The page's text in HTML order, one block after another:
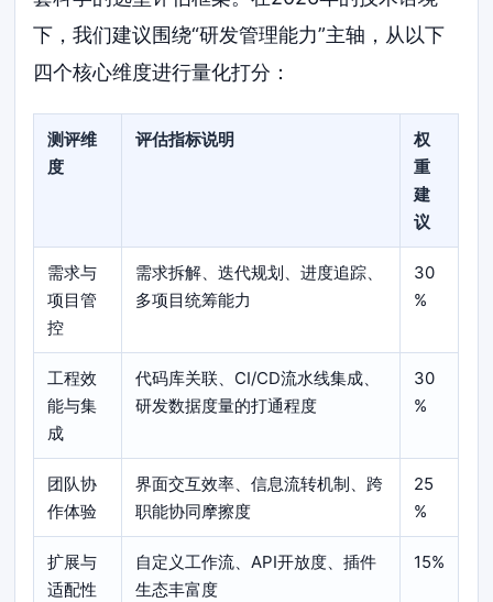
下，我们建议围绕“研发管理能力”主轴，从以下
四个核心维度进行量化打分：
测评维
度
评估指标说明
权
重
建
议
需求与
项目管
控
需求拆解、迭代规划、进度追踪、
多项目统筹能力
30
%
工程效
能与集
成
代码库关联、CI/CD流水线集成、
研发数据度量的打通程度
30
%
团队协
作体验
界面交互效率、信息流转机制、跨
职能协同摩擦度
25
%
扩展与
适配性
自定义工作流、API开放度、插件
生态丰富度
15%